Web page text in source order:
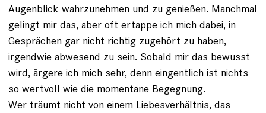
Augenblick wahrzunehmen und zu genießen. Manchmal
gelingt mir das, aber oft ertappe ich mich dabei, in
Gesprächen gar nicht richtig zugehört zu haben,
irgendwie abwesend zu sein. Sobald mir das bewusst
wird, ärgere ich mich sehr, denn eingentlich ist nichts
so wertvoll wie die momentane Begegnung.
Wer träumt nicht von einem Liebesverhältnis, das